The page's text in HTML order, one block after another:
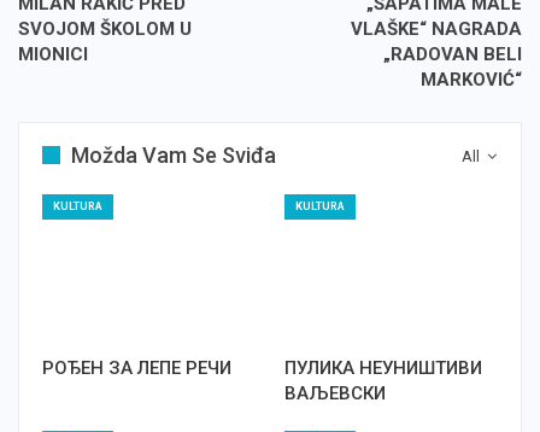
SVOJOM ŠKOLOM U
MIONICI
VLAŠKE“ NAGRADA
„RADOVAN BELI
MARKOVIĆ“
All
Možda Vam Se Sviđa
KULTURA
РОЂЕН ЗА ЛЕПЕ РЕЧИ
KULTURA
ПУЛИКА НЕУНИШТИВИ
ВАЉЕВСКИ